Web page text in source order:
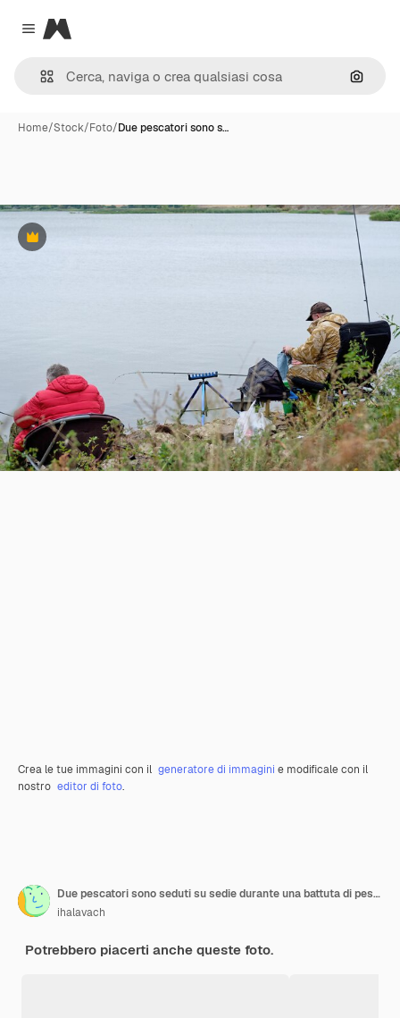
Close menu
Magnific
Cerca
Home/Stock/Foto/Due pescatori sono s…
Premium
Crea le tue immagini con il generatore di immagini e modificale con il
nostro editor di foto.
Due pescatori sono seduti su sedie durante una battuta di pesca sulla riva di un lago artificiale
ihalavach
Potrebbero piacerti anche queste foto.